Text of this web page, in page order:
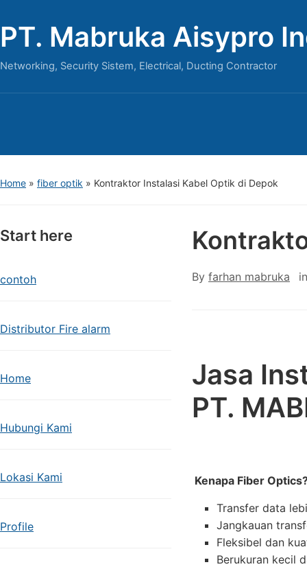
PT. Mabruka Aisypro
Networking, Security Sistem, Electrical, Ducting Contractor
Home » fiber optik » Kontraktor Instalasi Kabel Optik di Depok
Start here
contoh
Distributor Fire alarm
Home
Hubungi Kami
Lokasi Kami
Profile
By farhan mabruka
Jasa
PT.
Kenapa Fiber
Transfer data
Jangkauan
Fleksibel dan
Berukuran kecil